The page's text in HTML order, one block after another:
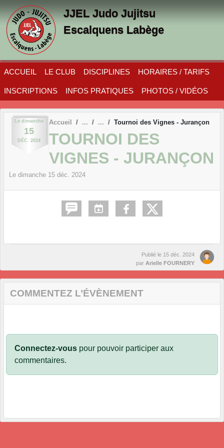
JJEL Judo Jujitsu
Escalquens Labège
ACCUEIL LE CLUB DISCIPLINES HORAIRES / TARIFS
INSCRIPTIONS INFOS PRATIQUES PHOTOS / VIDÉOS
Le dimanche
15
DÉC. 2024
Accueil Tournoi des Vignes - Jurançon
TOURNOI DES
VIGNES - JURANÇON
Le dimanche 15 déc. 2024
Publié le 15 déc. 2024
par Arielle FOURNERY
COMMENTEZ L’ÉVÈNEMENT
Connectez-vous pour pouvoir participer aux
commentaires.
Panneau de gestion des cookies